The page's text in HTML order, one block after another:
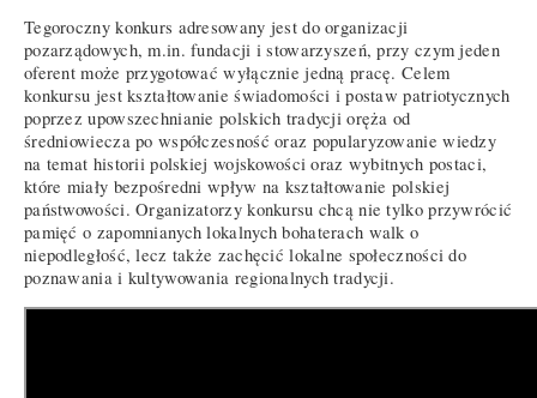
Tegoroczny konkurs adresowany jest do organizacji
pozarządowych, m.in. fundacji i stowarzyszeń, przy czym jeden
oferent może przygotować wyłącznie jedną pracę. Celem
konkursu jest kształtowanie świadomości i postaw patriotycznych
poprzez upowszechnianie polskich tradycji oręża od
średniowiecza po współczesność oraz popularyzowanie wiedzy
na temat historii polskiej wojskowości oraz wybitnych postaci,
które miały bezpośredni wpływ na kształtowanie polskiej
państwowości. Organizatorzy konkursu chcą nie tylko przywrócić
pamięć o zapomnianych lokalnych bohaterach walk o
niepodległość, lecz także zachęcić lokalne społeczności do
poznawania i kultywowania regionalnych tradycji.